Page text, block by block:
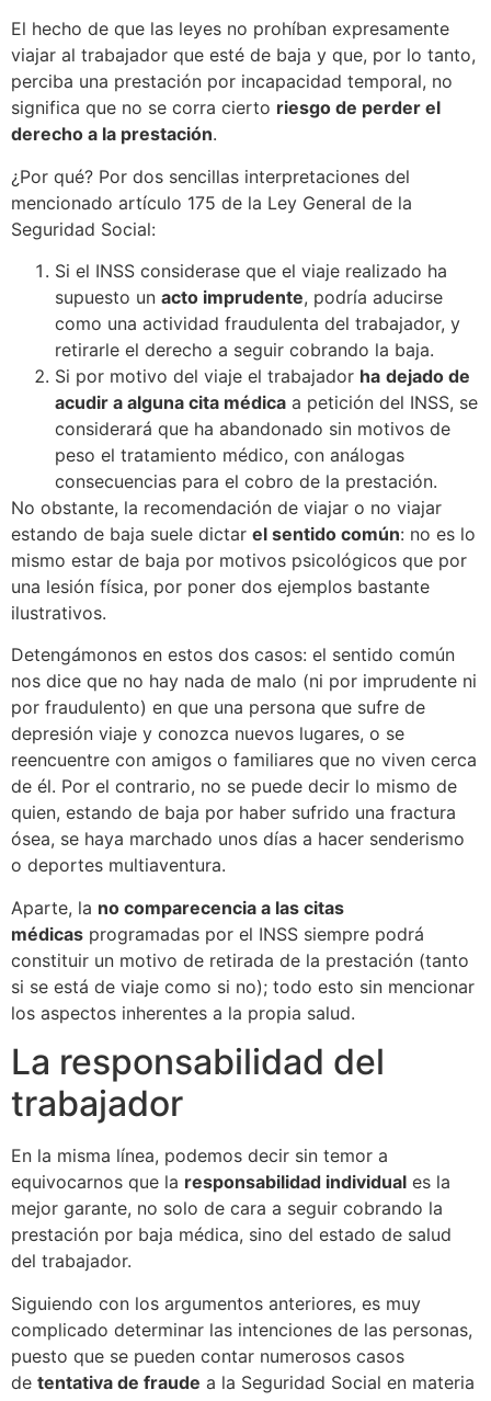
El hecho de que las leyes no prohíban expresamente
viajar al trabajador que esté de baja y que, por lo tanto,
perciba una prestación por incapacidad temporal, no
significa que no se corra cierto riesgo de perder el
derecho a la prestación.
¿Por qué? Por dos sencillas interpretaciones del
mencionado artículo 175 de la Ley General de la
Seguridad Social:
Si el INSS considerase que el viaje realizado ha
supuesto un acto imprudente, podría aducirse
como una actividad fraudulenta del trabajador, y
retirarle el derecho a seguir cobrando la baja.
Si por motivo del viaje el trabajador ha dejado de
acudir a alguna cita médica a petición del INSS, se
considerará que ha abandonado sin motivos de
peso el tratamiento médico, con análogas
consecuencias para el cobro de la prestación.
No obstante, la recomendación de viajar o no viajar
estando de baja suele dictar el sentido común: no es lo
mismo estar de baja por motivos psicológicos que por
una lesión física, por poner dos ejemplos bastante
ilustrativos.
Detengámonos en estos dos casos: el sentido común
nos dice que no hay nada de malo (ni por imprudente ni
por fraudulento) en que una persona que sufre de
depresión viaje y conozca nuevos lugares, o se
reencuentre con amigos o familiares que no viven cerca
de él. Por el contrario, no se puede decir lo mismo de
quien, estando de baja por haber sufrido una fractura
ósea, se haya marchado unos días a hacer senderismo
o deportes multiaventura.
Aparte, la no comparecencia a las citas
médicas programadas por el INSS siempre podrá
constituir un motivo de retirada de la prestación (tanto
si se está de viaje como si no); todo esto sin mencionar
los aspectos inherentes a la propia salud.
La responsabilidad del
trabajador
En la misma línea, podemos decir sin temor a
equivocarnos que la responsabilidad individual es la
mejor garante, no solo de cara a seguir cobrando la
prestación por baja médica, sino del estado de salud
del trabajador.
Siguiendo con los argumentos anteriores, es muy
complicado determinar las intenciones de las personas,
puesto que se pueden contar numerosos casos
de tentativa de fraude a la Seguridad Social en materia